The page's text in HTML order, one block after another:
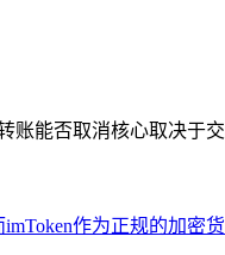
能否取消核心取决于